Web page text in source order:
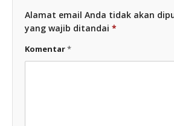
Alamat email Anda tidak akan
yang wajib ditandai *
Komentar*